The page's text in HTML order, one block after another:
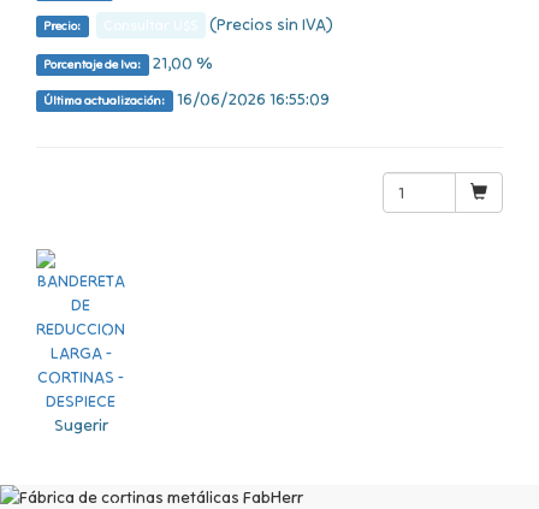
Precio: (Precios sin IVA)
Porcentaje de Iva: 21,00 %
Última actualización: 16/06/2026 16:55:09
Sugerir